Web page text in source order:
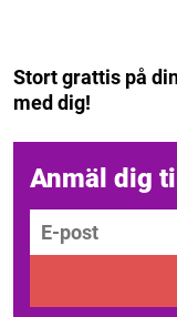
Stort grattis på
med dig!
Anmäl dig
E-post